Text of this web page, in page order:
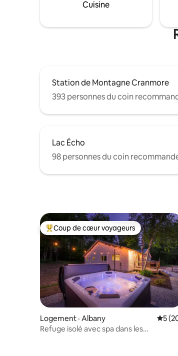
s'ouvrira et se fermera.
Cuisine
Station de Montagne Cranmore
393 personnes du coin
Lac Écho
98 personnes du coin
Coup de cœur voyageurs parmi les plus
Coup de cœur voyageurs
Logement · Albany Note
5
Refuge isolé avec spa dans les